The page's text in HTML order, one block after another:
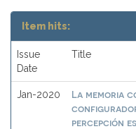
Item hits:
Issue
Date
Title
Jan-2020
La memoria
percepción